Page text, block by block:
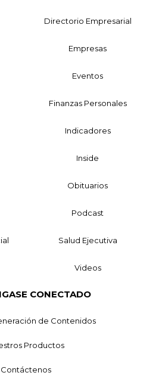
Directorio Empresarial
Empresas
Eventos
Finanzas Personales
Indicadores
Inside
Obituarios
Podcast
Salud Ejecutiva
Videos
CONECTADO
de Contenidos
Productos
Contáctenos